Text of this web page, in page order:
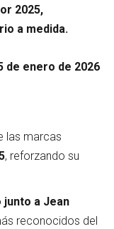
2025,
a medida.
de enero de 2026
las marcas
, reforzando su
junto a Jean
reconocidos del